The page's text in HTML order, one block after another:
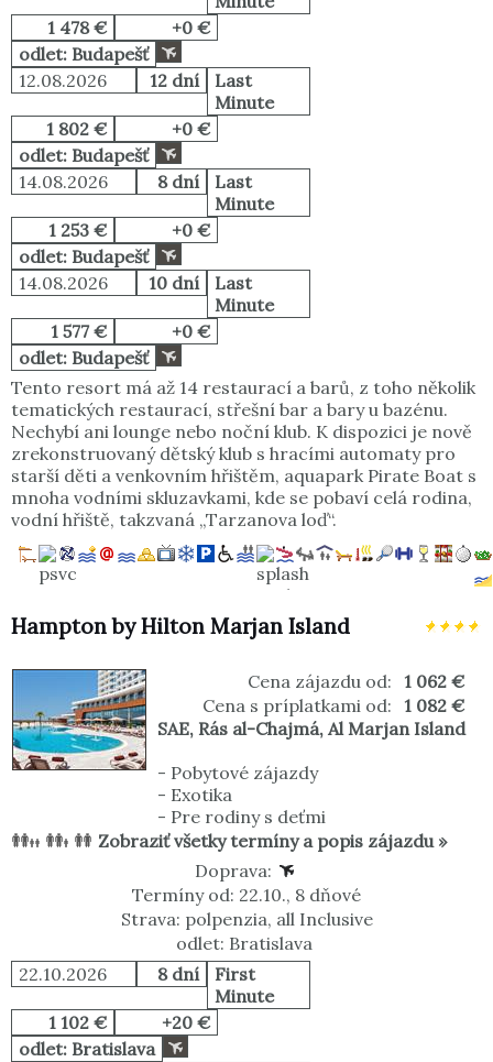
1 478 €
+0 €
odlet: Budapešť
12.08.2026
12 dní
Last
Minute
1 802 €
+0 €
odlet: Budapešť
14.08.2026
8 dní
Last
Minute
1 253 €
+0 €
odlet: Budapešť
14.08.2026
10 dní
Last
Minute
1 577 €
+0 €
odlet: Budapešť
Tento resort má až 14 restaurací a barů, z toho několik
tematických restaurací, střešní bar a bary u bazénu.
Nechybí ani lounge nebo noční klub. K dispozici je nově
zrekonstruovaný dětský klub s hracími automaty pro
starší děti a venkovním hřištěm, aquapark Pirate Boat s
mnoha vodními skluzavkami, kde se pobaví celá rodina,
vodní hřiště, takzvaná „Tarzanova loď“.
Hampton by Hilton Marjan Island
Cena zájazdu od:
1 062 €
Cena s príplatkami od:
1 082 €
SAE, Rás al-Chajmá, Al Marjan Island
- Pobytové zájazdy
- Exotika
- Pre rodiny s deťmi
Zobraziť všetky termíny a popis zájazdu »
Doprava:
Termíny od: 22.10., 8 dňové
Strava: polpenzia, all Inclusive
odlet: Bratislava
22.10.2026
8 dní
First
Minute
1 102 €
+20 €
odlet: Bratislava